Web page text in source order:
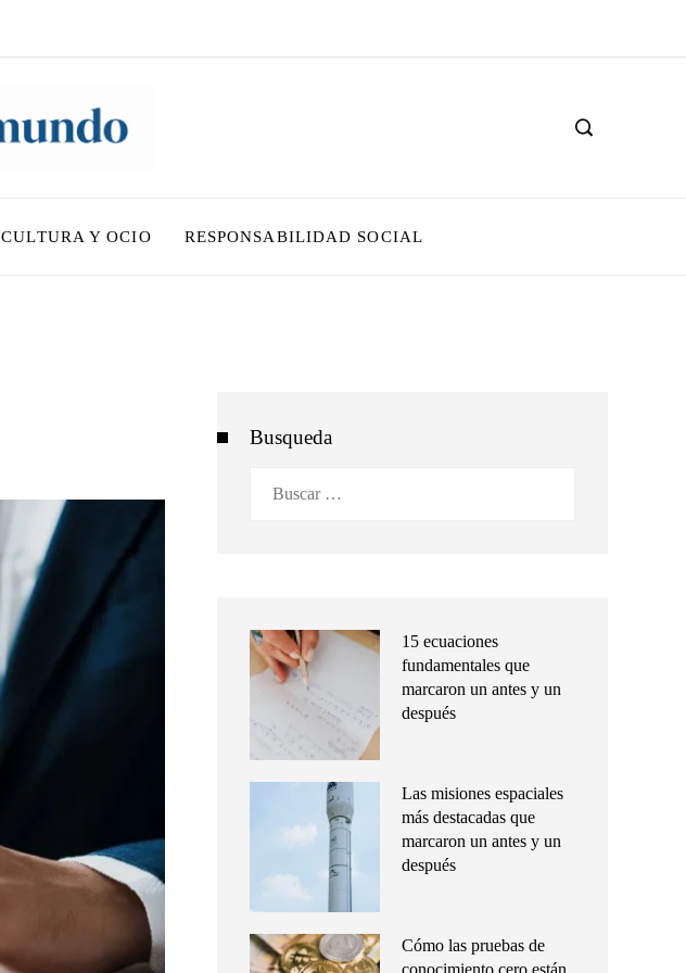
CULTURA Y OCIO RESPONSABILIDAD SOCIAL
Busqueda
15 ecuaciones
fundamentales que
marcaron un antes y un
después
Las misiones espaciales
más destacadas que
marcaron un antes y un
después
Cómo las pruebas de
conocimiento cero están